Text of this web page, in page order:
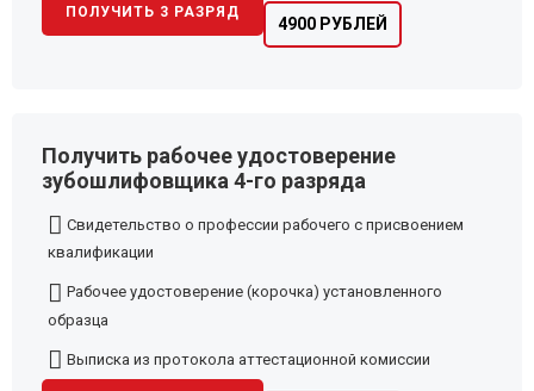
4900 РУБЛЕЙ
ПОЛУЧИТЬ 3 РАЗРЯД
Получить рабочее удостоверение
зубошлифовщика 4-го разряда
Свидетельство о профессии рабочего с присвоением
квалификации
Рабочее удостоверение (корочка) установленного
образца
Выписка из протокола аттестационной комиссии